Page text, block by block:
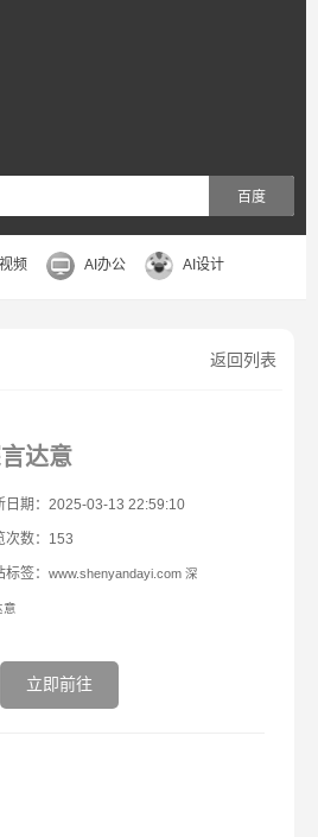
百度
频 AI办公 AI设计
返回列表
达意
日期：2025-03-13 22:59:10
次数：153
标签：www.shenyandayi.com 深
意
立即前往